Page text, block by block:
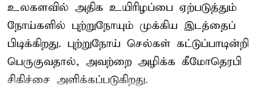
உலகளவில் அதிக உயிரிழப்பை ஏற்படுத்தும்
நோய்களில் புற்றுநோயும் முக்கிய இடத்தைப்
பிடிக்கிறது. புற்றுநோய் செல்கள் கட்டுப்பாடின்றி
பெருகுவதால், அவற்றை அழிக்க கீமோதெரபி
சிகிச்சை அளிக்கப்படுகிறது.